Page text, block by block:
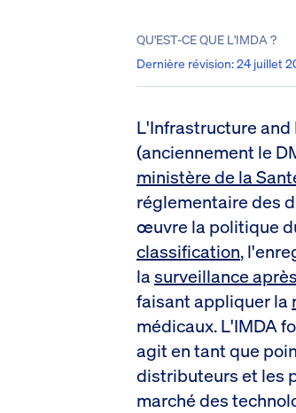
QU'EST-CE QUE L'IMDA ?
Dernière révision:24 juillet
L'Infrastructure
(anciennement le
ministère de la
réglementaire des
œuvre la politique
classification,
lasurveillance
faisant appliquer la
médicaux. L'IMDA
agit en tant que
distributeurs et les
marché des